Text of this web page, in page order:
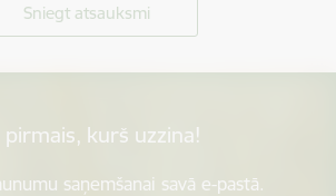
Sniegt atsauksmi
pirmais, kurš uzzina!
saņemšanai savā e-pastā.